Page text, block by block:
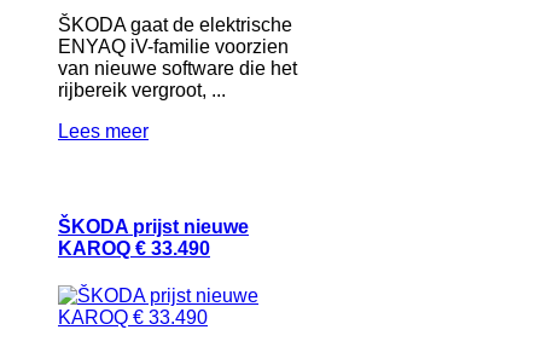
ŠKODA gaat de elektrische
ENYAQ iV-familie voorzien
van nieuwe software die het
rijbereik vergroot, ...
Lees meer
ŠKODA prijst nieuwe
KAROQ € 33.490